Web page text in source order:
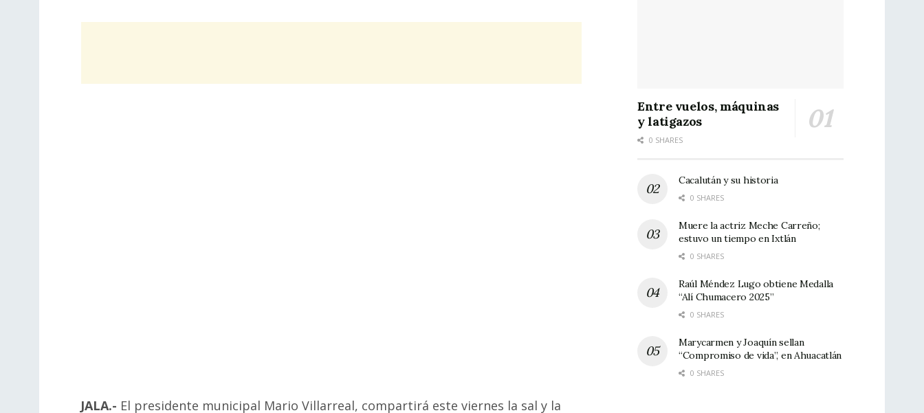
JALA.- El presidente municipal Mario Villarreal, compartirá este viernes la sal y la
Entre vuelos, máquinas
y latigazos
0 SHARES
Cacalután y su historia
0 SHARES
Muere la actriz Meche Carreño;
estuvo un tiempo en Ixtlán
0 SHARES
Raúl Méndez Lugo obtiene Medalla
“Alí Chumacero 2025”
0 SHARES
Marycarmen y Joaquín sellan
“Compromiso de vida”, en Ahuacatlán
0 SHARES